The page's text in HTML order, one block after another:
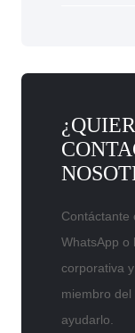
Contáctante
WhatsApp o
corporativa
miembro
ayudarlo.